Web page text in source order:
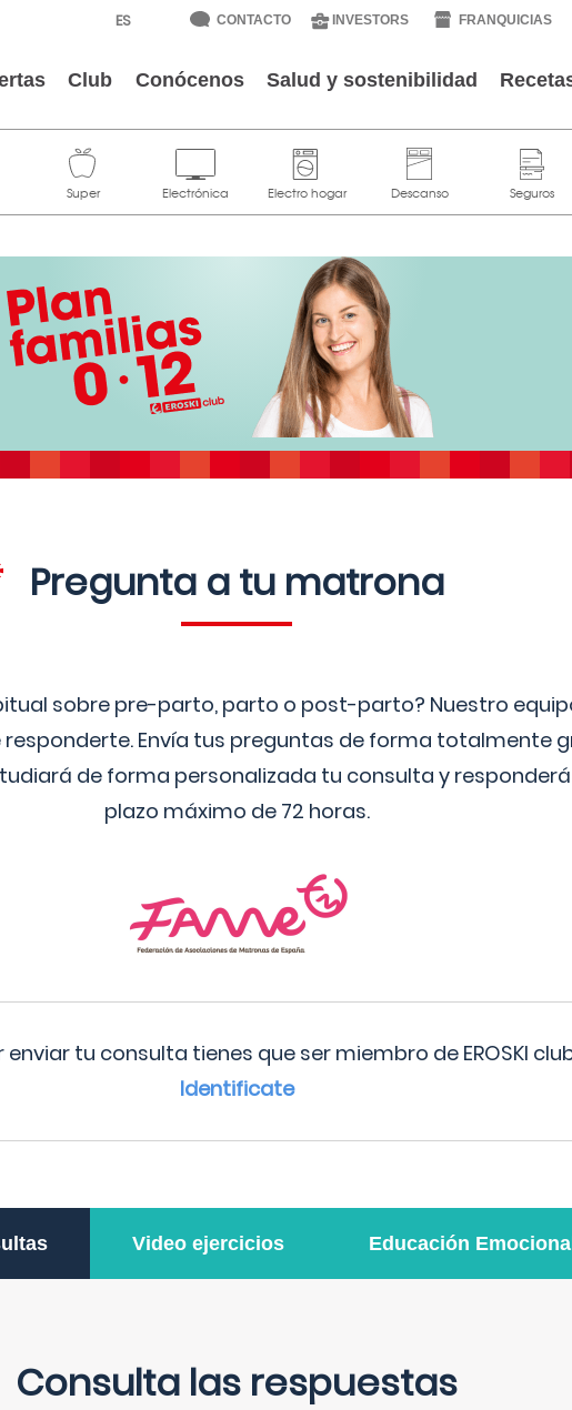
CONTACTO INVESTORS FRANQUICIAS
Club Conócenos Salud y sostenibilidad
Pregunta a tu matrona
sobre pre-parto, parto o post-parto? Nuestro
Envía tus preguntas de forma totalmente
de forma personalizada tu consulta y responderá
plazo máximo de 72 horas.
enviar tu consulta tienes que ser miembro de EROSKI
Identificate
Video ejercicios Educación Emocional
Consulta las respuestas